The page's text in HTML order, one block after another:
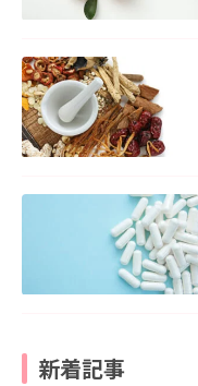
新着記事